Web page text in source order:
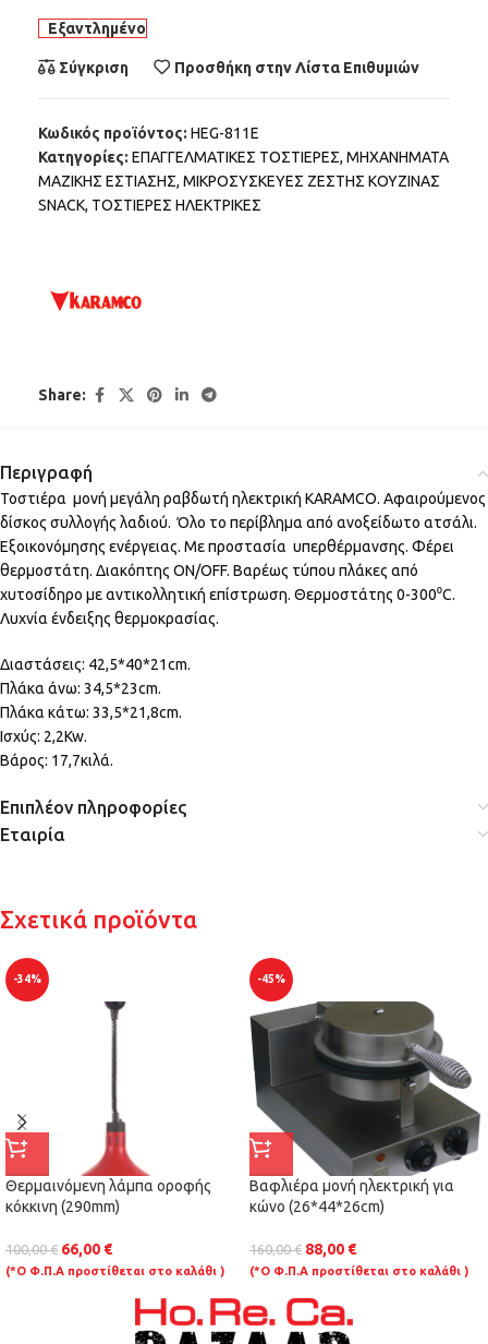
Εξαντλημένο
Σύγκριση Προσθήκη στην Λίστα Επιθυμιών
Κωδικός προϊόντος: HEG-811E
Κατηγορίες: ΕΠΑΓΓΕΛΜΑΤΙΚΕΣ ΤΟΣΤΙΕΡΕΣ, ΜΗΧΑΝΗΜΑΤΑ
ΜΑΖΙΚΗΣ ΕΣΤΙΑΣΗΣ, ΜΙΚΡΟΣΥΣΚΕΥΕΣ ΖΕΣΤΗΣ ΚΟΥΖΙΝΑΣ
SNACK, ΤΟΣΤΙΕΡΕΣ ΗΛΕΚΤΡΙΚΕΣ
Share:
Περιγραφή
Τοστιέρα μονή μεγάλη ραβδωτή ηλεκτρική KARAMCO. Αφαιρούμενος
δίσκος συλλογής λαδιού. Όλο το περίβλημα από ανοξείδωτο ατσάλι.
Εξοικονόμησης ενέργειας. Με προστασία υπερθέρμανσης. Φέρει
θερμοστάτη. Διακόπτης ON/OFF. Βαρέως τύπου πλάκες από
χυτοσίδηρο με αντικολλητική επίστρωση. Θερμοστάτης 0-300⁰C.
Λυχνία ένδειξης θερμοκρασίας.
Διαστάσεις: 42,5*40*21cm.
Πλάκα άνω: 34,5*23cm.
Πλάκα κάτω: 33,5*21,8cm.
Ισχύς: 2,2Kw.
Βάρος: 17,7κιλά.
Επιπλέον πληροφορίες
Εταιρία
Σχετικά προϊόντα
-34%
Θερμαινόμενη λάμπα οροφής
κόκκινη (290mm)
100,00€ 66,00 €
(*Ο Φ.Π.Α προστίθεται στο καλάθι )
-45%
Βαφλιέρα μονή ηλεκτρική για
κώνο (26*44*26cm)
160,00€ 88,00 €
(*Ο Φ.Π.Α προστίθεται στο καλάθι )